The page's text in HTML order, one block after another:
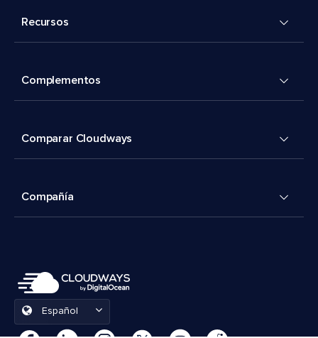
Recursos
Complementos
Comparar Cloudways
Compañía
Español